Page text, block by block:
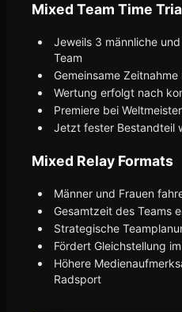
Mixed Team Time
Jeweils 3 männliche
Team
Gemeinsame
Wertung erfolgt nach
Premiere bei
Jetzt fester Bestandteil
Mixed Relay Formats
Männer und Frauen
Gesamtzeit des Teams
Strategische
Fördert Gleichstellung
Höhere
Radsport